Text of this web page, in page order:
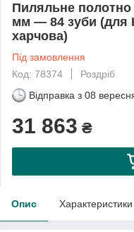
Пиляльне полотно
мм — 84 зуби
харчова)
Під замовлення
Код: 78374
Роздріб
Відправка з 08
31 863 ₴
Опис Характеристики